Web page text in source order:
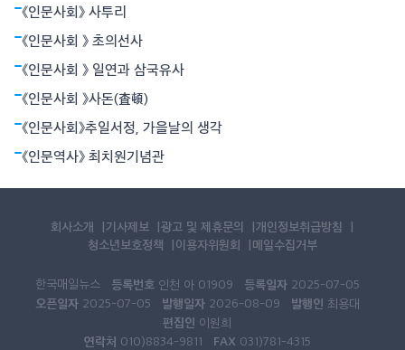
《인문사회》 사투리
《인문사회 》 초의선사
《인문사회 》 일연과 삼국유사
《인문사회 》사돈(査頓)
《인문사회》추일서정, 가을날의 생각
《인문역사》 최치원기념관
회사소개 기사제보 광고 및 제휴문의
개인정보취급방침
청소년보호정책
이용자위원회 메일수집거부
한국매일뉴스 등록번호 인천 아 01909 등록일자 2025-07-05
오픈일자 2025-07-05 발행일자 2026-08-09 발행인 최용대
편집인 이원희
연락처 010)8834-9811 FAX 031)781-4315